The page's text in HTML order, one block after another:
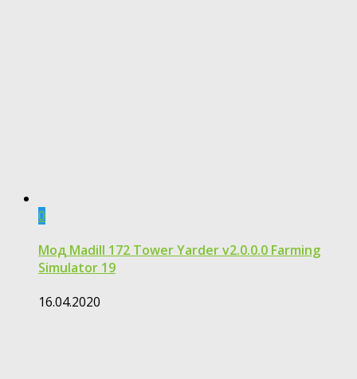
0
Мод Madill 172 Tower Yarder v2.0.0.0 Farming
Simulator 19
16.04.2020